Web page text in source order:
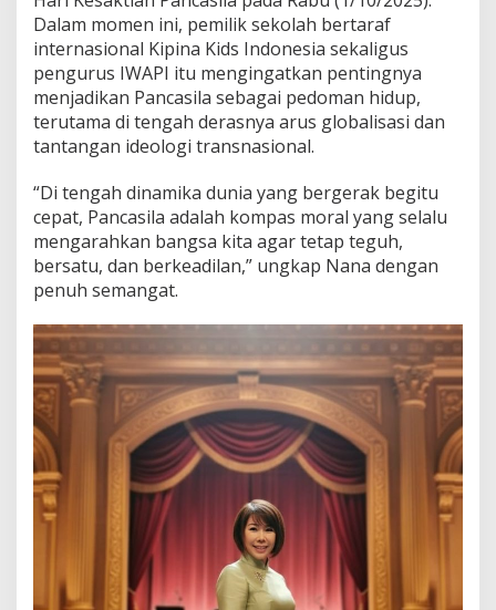
e
h
a
r
i
-
h
a
i
Dalam momen ini, pemilik sekolah bertaraf
internasional Kipina Kids Indonesia sekaligus
pengurus IWAPI itu mengingatkan pentingnya
menjadikan Pancasila sebagai pedoman hidup,
terutama di tengah derasnya arus globalisasi dan
tantangan ideologi transnasional.
“Di tengah dinamika dunia yang bergerak begitu
cepat, Pancasila adalah kompas moral yang selalu
mengarahkan bangsa kita agar tetap teguh,
bersatu, dan berkeadilan,” ungkap Nana dengan
penuh semangat.